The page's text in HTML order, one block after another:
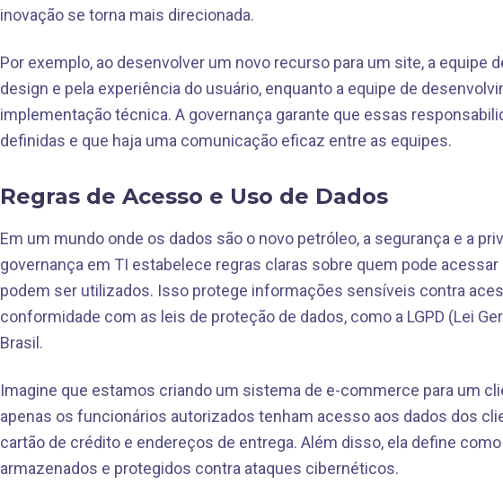
inovação se torna mais direcionada.
Por exemplo, ao desenvolver um novo recurso para um site, a equipe
design e pela experiência do usuário, enquanto a equipe de
implementação técnica. A governança garante que essas
definidas e que haja uma comunicação eficaz entre as equipes.
Regras de Acesso e Uso de Dados
Em um mundo onde os dados são o novo petróleo, a segurança e a
governança em TI estabelece regras claras sobre quem pode
podem ser utilizados. Isso protege informações sensíveis contra
conformidade com as leis de proteção de dados, como a LGPD (Lei
Brasil.
Imagine que estamos criando um sistema de e-commerce para um
apenas os funcionários autorizados tenham acesso aos dados dos
cartão de crédito e endereços de entrega. Além disso, ela define
armazenados e protegidos contra ataques cibernéticos.